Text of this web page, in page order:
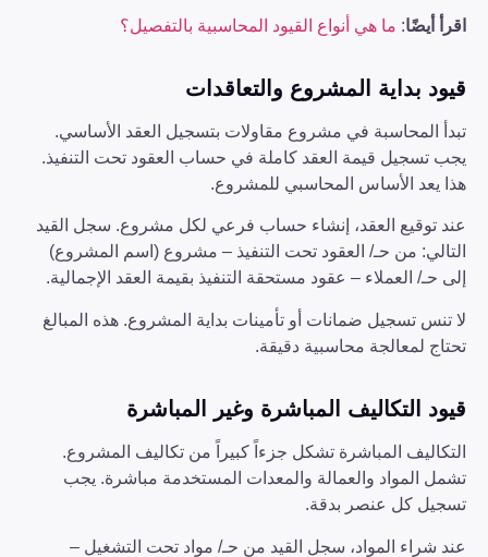
اقرأ أيضًا: ما هي أنواع القيود المحاسبية بالتفصيل؟
قيود بداية المشروع والتعاقدات
تبدأ المحاسبة في مشروع مقاولات بتسجيل العقد الأساسي.
يجب تسجيل قيمة العقد كاملة في حساب العقود تحت التنفيذ.
هذا يعد الأساس المحاسبي للمشروع.
عند توقيع العقد، إنشاء حساب فرعي لكل مشروع. سجل القيد
التالي: من حـ/ العقود تحت التنفيذ – مشروع (اسم المشروع)
إلى حـ/ العملاء – عقود مستحقة التنفيذ بقيمة العقد الإجمالية.
لا تنس تسجيل ضمانات أو تأمينات بداية المشروع. هذه المبالغ
تحتاج لمعالجة محاسبية دقيقة.
قيود التكاليف المباشرة وغير المباشرة
التكاليف المباشرة تشكل جزءاً كبيراً من تكاليف المشروع.
تشمل المواد والعمالة والمعدات المستخدمة مباشرة. يجب
تسجيل كل عنصر بدقة.
عند شراء المواد، سجل القيد من حـ/ مواد تحت التشغيل –